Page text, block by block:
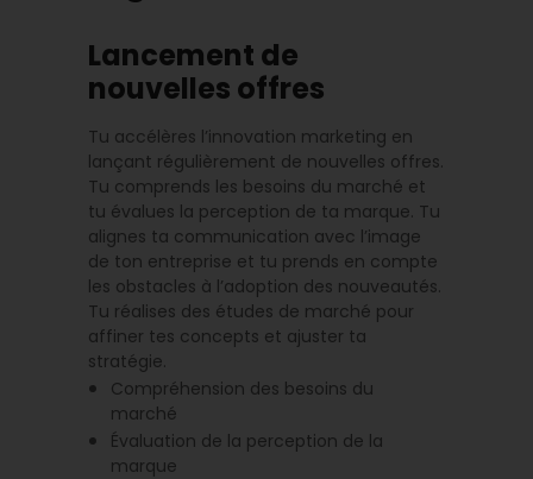
Lancement de
nouvelles offres
Tu accélères l’innovation marketing en
lançant régulièrement de nouvelles offres.
Tu comprends les besoins du marché et
tu évalues la perception de ta marque. Tu
alignes ta communication avec l’image
de ton entreprise et tu prends en compte
les obstacles à l’adoption des nouveautés.
Tu réalises des études de marché pour
affiner tes concepts et ajuster ta
stratégie.
Compréhension des besoins du
marché
Évaluation de la perception de la
marque